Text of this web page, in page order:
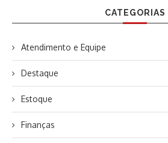
CATEGORIAS
Atendimento e Equipe
Destaque
Estoque
Finanças